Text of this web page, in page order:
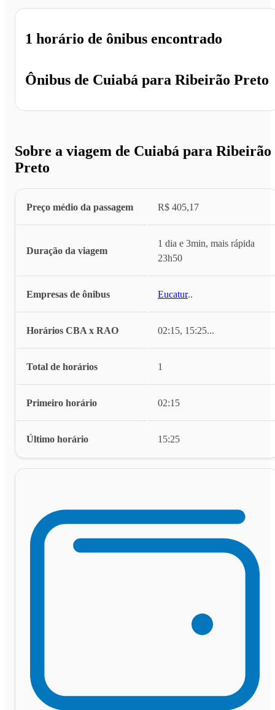
Ônibus de Cuiabá para Ribeirão Preto
1 horário de ônibus encontrado
Sobre a viagem de Cuiabá para Ribeirão
Preto
Preço médio da passagem R$ 405,17
Duração da viagem
1 dia e 3min, mais rápida
23h50
Empresas de ônibus Eucatur...
Horários CBA x RAO 02:15, 15:25...
Total de horários 1
Primeiro horário 02:15
Último horário 15:25